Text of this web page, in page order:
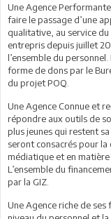
Une Agence
faire le passage d’une
qualitative, au service du
entrepris depuis juillet
l’ensemble du
forme de dons par le
du projet POQ.
Une Agence Connue et
répondre aux outils de
plus jeunes qui restent
seront consacrés pour
médiatique et en matière
L’ensemble du
par la GIZ.
Une Agence riche de ses